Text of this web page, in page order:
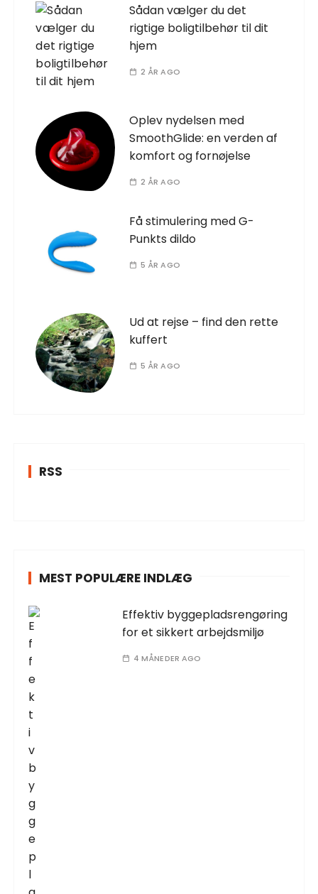
Sådan vælger du det
rigtige boligtilbehør til dit
hjem
2 ÅR AGO
Oplev nydelsen med
SmoothGlide: en verden af
komfort og fornøjelse
2 ÅR AGO
Få stimulering med G-
Punkts dildo
5 ÅR AGO
Ud at rejse – find den rette
kuffert
5 ÅR AGO
RSS
MEST POPULÆRE INDLÆG
Effektiv byggepladsrengøring
for et sikkert arbejdsmiljø
4 MÅNEDER AGO